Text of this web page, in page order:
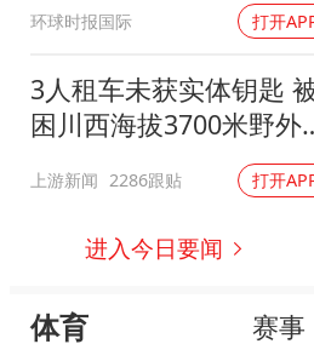
环球时报国际 打开
3人租车未获实体钥匙
困川西海拔3700米野外
上游新闻 2286跟贴 打开
进入今日要闻
体育 赛事